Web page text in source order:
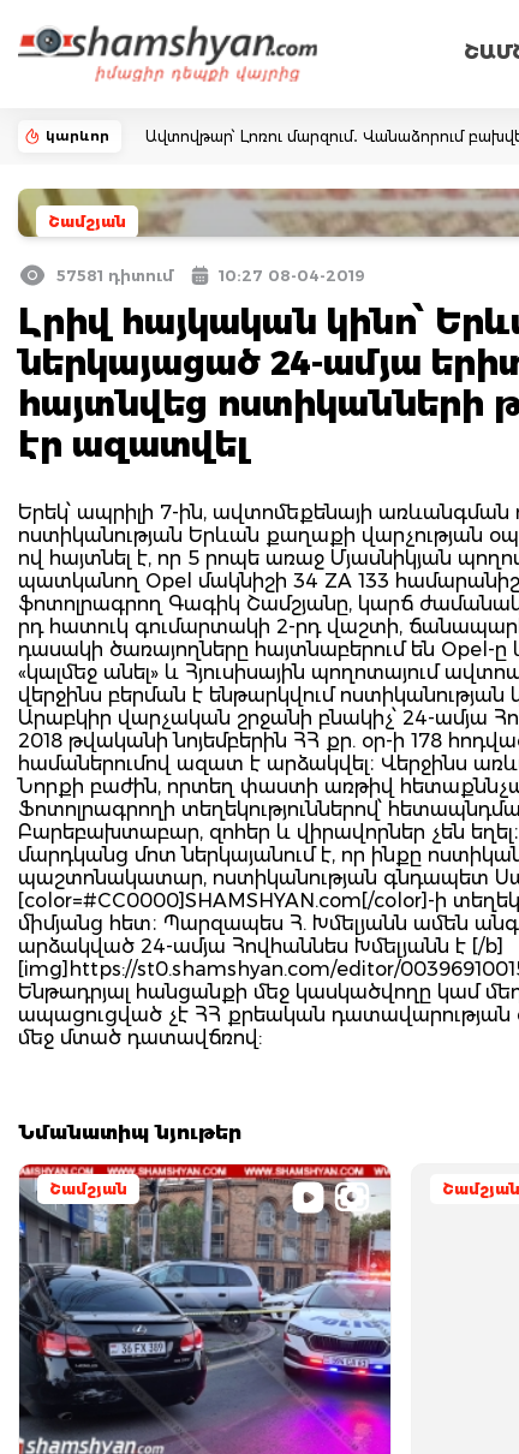
կարևոր Ավտովթար՝ Լոռու մարզում․ Վանաձորում
Շամշյան
57581 դիտում 10:27 08-04-2019
Լրիվ հայկական կինո՝
ներկայացած 24-ամյա
հայտնվեց ոստիկանների
էր ազատվել
Երեկ՝ ապրիլի 7-ին, ավտոմեքենայի առևանգման
ոստիկանության Երևան քաղաքի վարչության
ով հայտնել է, որ 5 րոպե առաջ Մյասնիկյան
պատկանող Opel մակնիշի 34 ZA 133
ֆոտոլրագրող Գագիկ Շամշյանը, կարճ
րդ հատուկ գումարտակի 2-րդ վաշտի,
դասակի ծառայողները հայտնաբերում են Opel-
«կալմեջ անել» և Հյուսիսային պողոտայում
վերջինս բերման է ենթարկվում
Արաբկիր վարչական շրջանի բնակիչ՝ 24-ամյա
2018 թվականի նոյեմբերին ՀՀ քր. օր-ի 178
համաներումով ազատ է արձակվել։ Վերջինս
Նորքի բաժին, որտեղ փաստի առթիվ
Ֆոտոլրագրողի տեղեկություններով՝
Բարեբախտաբար, զոհեր և վիրավորներ չեն
մարդկանց մոտ ներկայանում է, որ ինքը
պաշտոնակատար, ոստիկանության գնդապետ
[color=#CC0000]SHAMSHYAN.com[/color]-ի
միմյանց հետ։ Պարզապես Հ. Խմելյանն ամեն
արձակված 24-ամյա Հովհաննես Խմելյանն է [/b]
[img]https://st0.shamshyan.com/editor/
Ենթադրյալ հանցանքի մեջ կասկածվողը կամ
ապացուցված չէ ՀՀ քրեական դատավարության
մեջ մտած դատավճռով:
Նմանատիպ նյութեր
Շամշյան Շամշյան